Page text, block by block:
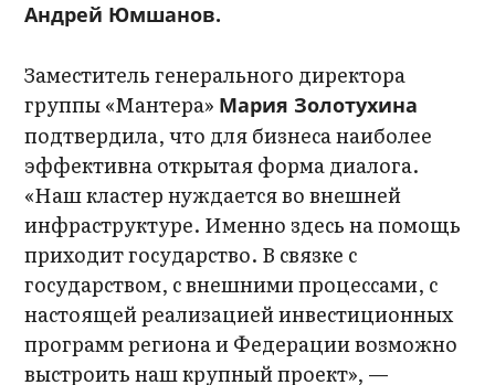
Андрей Юмшанов.
Заместитель генерального директора
группы «Мантера» Мария Золотухина
подтвердила, что для бизнеса наиболее
эффективна открытая форма диалога.
«Наш кластер нуждается во внешней
инфраструктуре. Именно здесь на помощь
приходит государство. В связке с
государством, с внешними процессами, с
настоящей реализацией инвестиционных
программ региона и Федерации возможно
выстроить наш крупный проект», —